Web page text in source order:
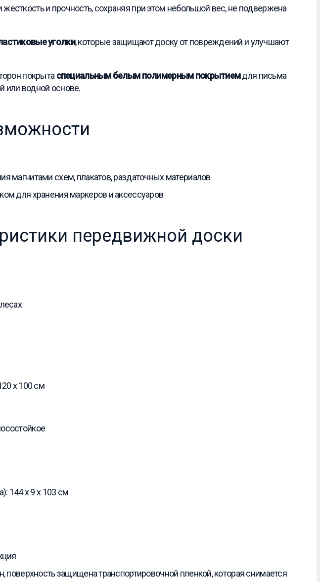
жесткость и прочность, сохраняя при этом небольшой вес, не подвержена
уголки, которые защищают доску от повреждений и улучшают
покрыта специальным белым полимерным покрытиемдля письма
или водной основе.
магнитами схем, плакатов, раздаточных материалов
для хранения маркеров и аксессуаров
передвижной доски
x 100 см
144 x 9 x 103 см
поверхность защищена транспортировочной пленкой, которая снимается